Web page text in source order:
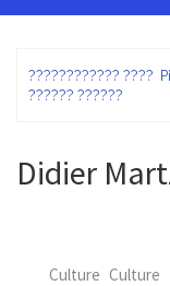
???????????? ????
?????? ??????
Didier
Culture Culture